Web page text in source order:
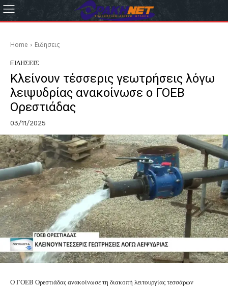
Home Eιδησεις
EΙΔΗΣΕΙΣ
Κλείνουν τέσσερις γεωτρήσεις λόγω
λειψυδρίας ανακοίνωσε ο ΓΟΕΒ
Ορεστιάδας
03/11/2025
Ο ΓΟΕΒ Ορεστιάδας ανακοίνωσε τη διακοπή λειτουργίας τεσσάρων